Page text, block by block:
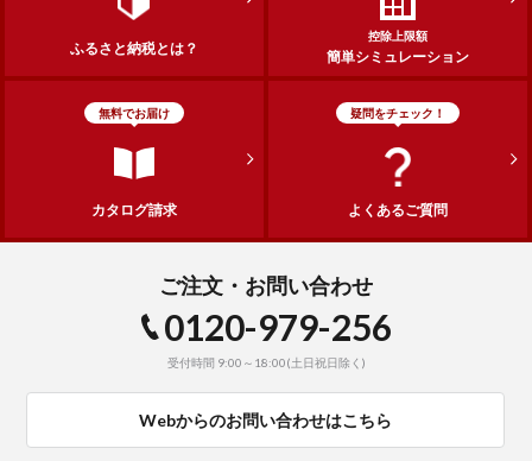
ふるさと納税とは？
控除上限額
簡単シミュレーション
無料でお届け
カタログ請求
疑問をチェック！
よくあるご質問
ご注文・お問い合わせ
0120-979-256
受付時間 9:00～18:00(土日祝日除く)
Webからのお問い合わせはこちら